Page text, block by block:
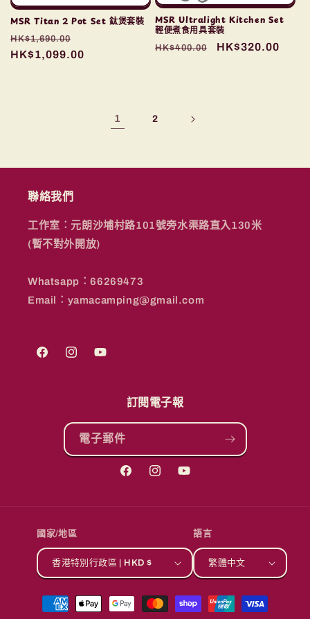
MSR Titan 2 Pot Set 鈦煲套裝
定
價
HK$1,690.00
價
HK$1,099.00
MSR Ultralight Kitchen Set
輕便煮食用具套裝
定
HK$400.00
售
HK$320.00
1 2
聯絡我們
工作室︰元朗沙埔村路101號旁水渠路直入130米
(暫不對外開放)
Whatsapp︰66269473
Email︰yamacamping@gmail.com
FacebookInstagramYouTube
訂閱電子報
電子郵件
FacebookInstagramYouTube
國家/地區
香港特別行政區 | HKD $
語言
繁體中文
付
款